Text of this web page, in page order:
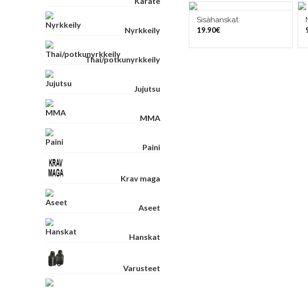
VALITSE VAIHTOEHDOISTA
Sisähanskat
19.90€
Nyrkkeily
Thai/potkunyrkkeily
Jujutsu
MMA
Paini
Krav maga
Aseet
Hanskat
Varusteet